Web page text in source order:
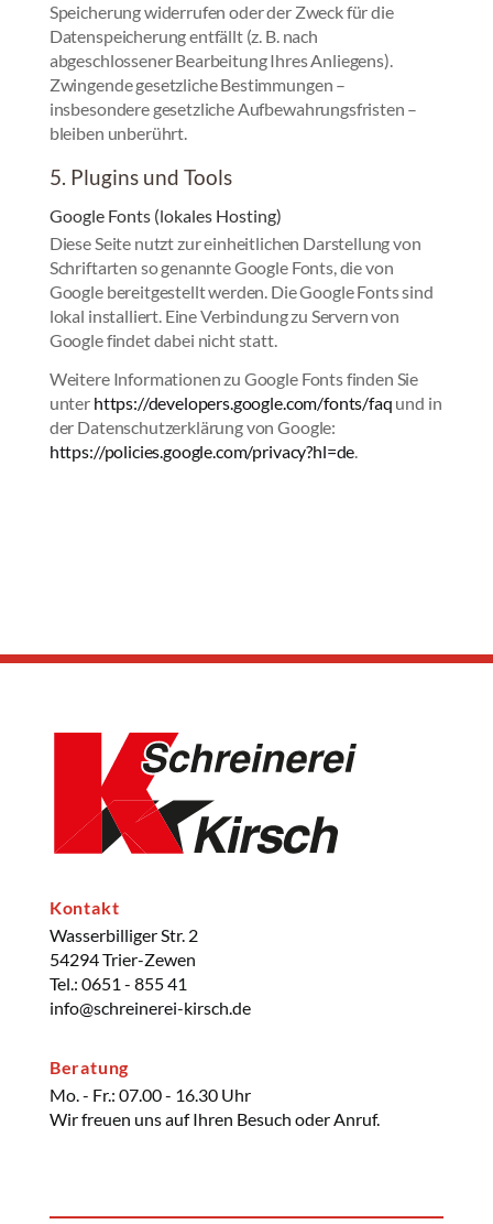
Speicherung widerrufen oder der Zweck für die
Datenspeicherung entfällt (z. B. nach
abgeschlossener Bearbeitung Ihres Anliegens).
Zwingende gesetzliche Bestimmungen –
insbesondere gesetzliche Aufbewahrungsfristen –
bleiben unberührt.
5. Plugins und Tools
Google Fonts (lokales Hosting)
Diese Seite nutzt zur einheitlichen Darstellung von
Schriftarten so genannte Google Fonts, die von
Google bereitgestellt werden. Die Google Fonts sind
lokal installiert. Eine Verbindung zu Servern von
Google findet dabei nicht statt.
Weitere Informationen zu Google Fonts finden Sie
unter https://developers.google.com/fonts/faq und in
der Datenschutzerklärung von Google:
https://policies.google.com/privacy?hl=de.
Kontakt
Wasserbilliger Str. 2
54294 Trier-Zewen
Tel.: 0651 - 855 41
info@schreinerei-kirsch.de
Beratung
Mo. - Fr.: 07.00 - 16.30 Uhr
Wir freuen uns auf Ihren Besuch oder Anruf.